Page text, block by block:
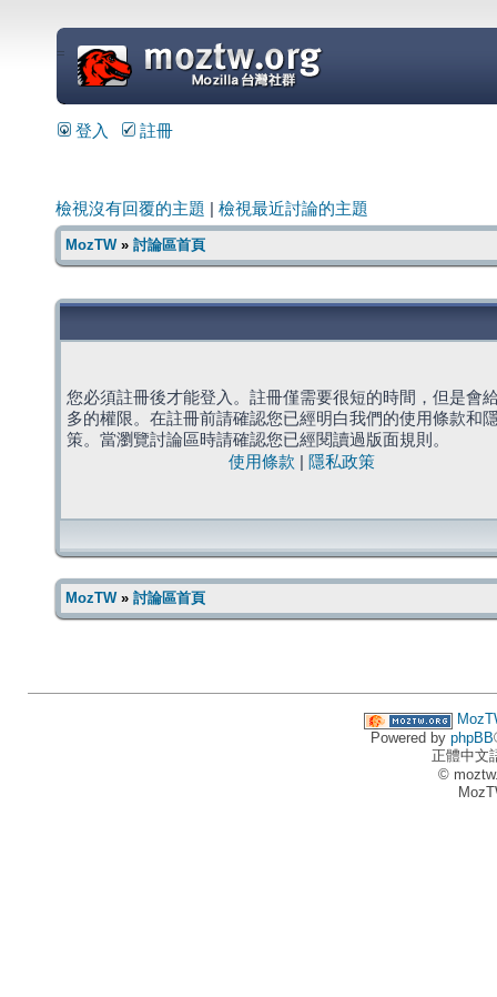
=
登入 註冊
檢視沒有回覆的主題 檢視最近討論的主題
MozTW» 討論區首頁
您必須註冊後才能登入。註冊僅需要很短的時間，但是會
多的權限。在註冊前請確認您已經明白我們的使用條款和
策。當瀏覽討論區時請確認您已經閱讀過版面規則。
使用條款
隱私政策
MozTW» 討論區首頁
Powered by phpBB
正體中文
©